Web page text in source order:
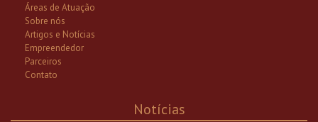
Áreas de Atuação
Sobre nós
Artigos e Notícias
Empreendedor
Parceiros
Contato
Notícias